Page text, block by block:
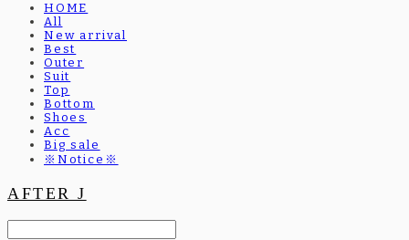
HOME
All
New arrival
Best
Outer
Suit
Top
Bottom
Shoes
Acc
Big sale
※Notice※
AFTER J